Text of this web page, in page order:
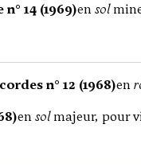
14 (1969)ensol
n° 12 (1968)en
ensolmajeur, pour